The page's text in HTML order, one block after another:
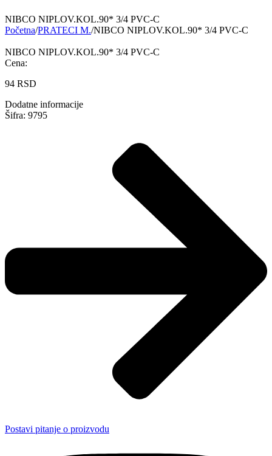
NIBCO NIPLOV.KOL.90* 3/4 PVC-C
Početna/PRATECI M./NIBCO NIPLOV.KOL.90* 3/4 PVC-C
NIBCO NIPLOV.KOL.90* 3/4 PVC-C
Cena:
94 RSD
Dodatne informacije
Šifra: 9795
Postavi pitanje o proizvodu